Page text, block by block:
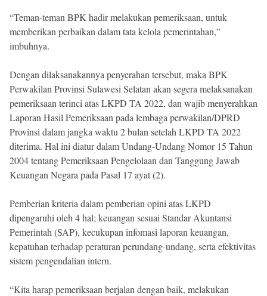
“Teman-teman BPK hadir melakukan pemeriksaan, untuk
memberikan perbaikan dalam tata kelola pemerintahan,”
imbuhnya.
Dengan dilaksanakannya penyerahan tersebut, maka BPK
Perwakilan Provinsi Sulawesi Selatan akan segera melaksanakan
pemeriksaan terinci atas LKPD TA 2022, dan wajib menyerahkan
Laporan Hasil Pemeriksaan pada lembaga perwakilan/DPRD
Provinsi dalam jangka waktu 2 bulan setelah LKPD TA 2022
diterima. Hal ini diatur dalam Undang-Undang Nomor 15 Tahun
2004 tentang Pemeriksaan Pengelolaan dan Tanggung Jawab
Keuangan Negara pada Pasal 17 ayat (2).
Pemberian kriteria dalam pemberian opini atas LKPD
dipengaruhi oleh 4 hal; keuangan sesuai Standar Akuntansi
Pemerintah (SAP), kecukupan infomasi laporan keuangan,
kepatuhan terhadap peraturan perundang-undang, serta efektivitas
sistem pengendalian intern.
“Kita harap pemeriksaan berjalan dengan baik, melakukan